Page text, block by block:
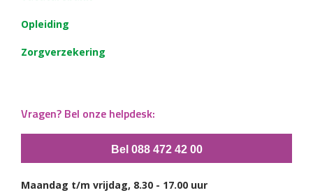
Opleiding
Zorgverzekering
Vragen? Bel onze helpdesk:
Bel 088 472 42 00
Maandag t/m vrijdag, 8.30 - 17.00 uur